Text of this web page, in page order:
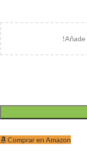
Comprar en Amazon